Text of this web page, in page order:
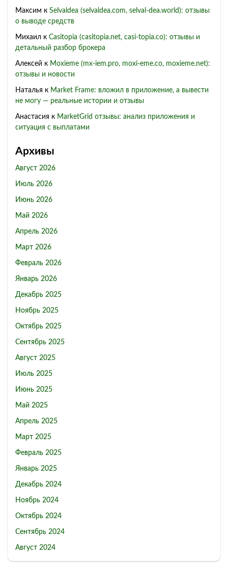
Максим к Selvaldea (selvaldea.com, selval-dea.world): отзывы
о выводе средств
Михаил к Casitopia (casitopia.net, casi-topia.co): отзывы и
детальный разбор брокера
Алексей к Moxieme (mx-iem.pro, moxi-eme.co, moxieme.net):
отзывы и новости
Наталья к Market Frame: вложил в приложение, а вывести
не могу — реальные истории и отзывы
Анастасия к MarketGrid отзывы: анализ приложения и
ситуация с выплатами
Архивы
Август 2026
Июль 2026
Июнь 2026
Май 2026
Апрель 2026
Март 2026
Февраль 2026
Январь 2026
Декабрь 2025
Ноябрь 2025
Октябрь 2025
Сентябрь 2025
Август 2025
Июль 2025
Июнь 2025
Май 2025
Апрель 2025
Март 2025
Февраль 2025
Январь 2025
Декабрь 2024
Ноябрь 2024
Октябрь 2024
Сентябрь 2024
Август 2024